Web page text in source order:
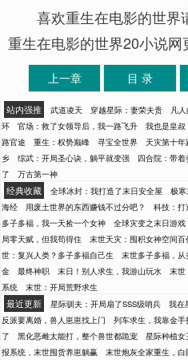
喜欢重生在电影的世界
重生在电影的世界20小说网
上一章 目 录
站内强推 武道凌天 穿越星际：妻荣夫贵 凡
环
官场：救了女领导后，我一路飞升 我也是皇叔
路官途
重生：权势巅峰 寻宝全世界 天灾第十年
乡
综武：开局圣心诀，躺平就变强 四合院：带
了
万古第一神
经典收藏 全球冰封：我打造了末日安全屋 极
海经
用废土世界的东西赚钱不过分吧？ 科技：打
多子多福，我一天捡一个女神
全球灾变之末日游戏
局零天赋，但我苟得住
末世天灾：囤积女神空间百
世：复兴人类？多子多福自己生
末世多子多福，
金
最终神职 末日！别人求生，我游山玩水 末世
系统
末世：开局荒野求生
最近更新 星际驯夫：开局扇了SSS级哨兵 我在
反派要离婚，兽人崽崽找上门
列车求生，我靠金
了
黑化恶雌太能打，整个兽世都跪宠 星际种植女
报系统，末世囤货养崽躺赢
末世炮灰全家重生，